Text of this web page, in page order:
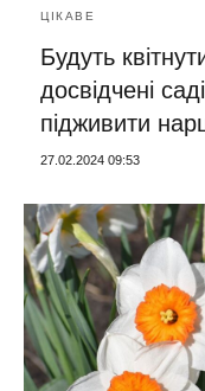
ЦІКАВЕ
Будуть
досвідчені
підживити
27.02.2024 09:53